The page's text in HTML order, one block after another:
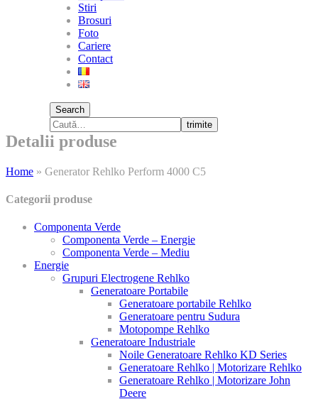
Stiri
Brosuri
Foto
Cariere
Contact
Search
trimite
Detalii produse
Home » Generator Rehlko Perform 4000 C5
Categorii produse
Componenta Verde
Componenta Verde – Energie
Componenta Verde – Mediu
Energie
Grupuri Electrogene Rehlko
Generatoare Portabile
Generatoare portabile Rehlko
Generatoare pentru Sudura
Motopompe Rehlko
Generatoare Industriale
Noile Generatoare Rehlko KD Series
Generatoare Rehlko | Motorizare Rehlko
Generatoare Rehlko | Motorizare John
Deere